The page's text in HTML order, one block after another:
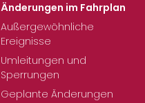
Änderungen im Fahrplan
Außergewöhnliche
Ereignisse
Umleitungen und
Sperrungen
Geplante Änderungen